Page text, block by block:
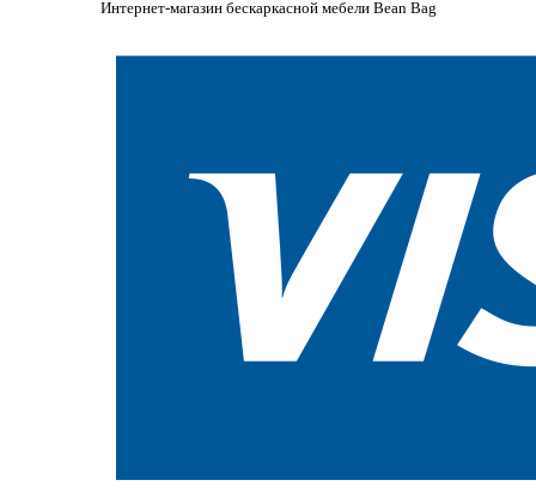
Интернет-магазин бескаркасной мебели Bean Bag